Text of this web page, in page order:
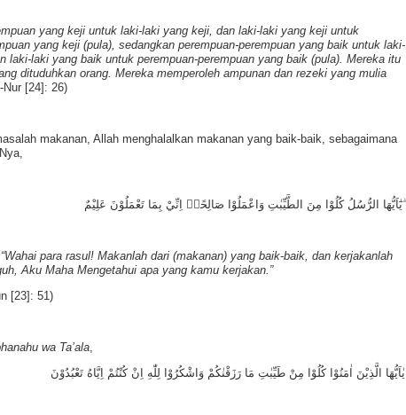
yang keji untuk laki-laki yang keji, dan laki-laki yang keji untuk
yang keji (pula), sedangkan perempuan-perempuan yang baik untuk laki-
laki-laki yang baik untuk perempuan-perempuan yang baik (pula). Mereka itu
dituduhkan orang. Mereka memperoleh ampunan dan rezeki yang mulia
Nur [24]: 26)
makanan, Allah menghalalkan makanan yang baik-baik, sebagaimana
يٰٓاَيُّهَا الرُّسُلُ كُلُوْا مِنَ الطَّيِّبٰتِ وَاعْمَلُوْا صَالِحًاۗ اِنِّيْ بِمَا تَعْمَلُوْنَ عَلِيْمٌ ۗ
para rasul! Makanlah dari (makanan) yang baik-baik, dan kerjakanlah
Aku Maha Mengetahui apa yang kamu kerjakan.”
[23]: 51)
wa Ta’ala
يٰاَيُّهَا الَّذِيْنَ اٰمَنُوْا كُلُوْا مِنْ طَيِّبٰتِ مَا رَزَقْنٰكُمْ وَاشْكُرُوْا لِلّٰهِ اِنْ كُنْتُمْ اِيَّاهُ تَعْبُدُوْنَ